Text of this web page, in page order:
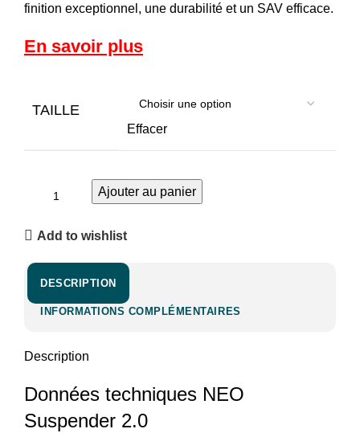
finition exceptionnel, une durabilité et un SAV efficace.
En savoir plus
TAILLE
Effacer
Ajouter au panier
Add to wishlist
DESCRIPTION
INFORMATIONS COMPLÉMENTAIRES
Description
Données techniques NEO
Suspender 2.0